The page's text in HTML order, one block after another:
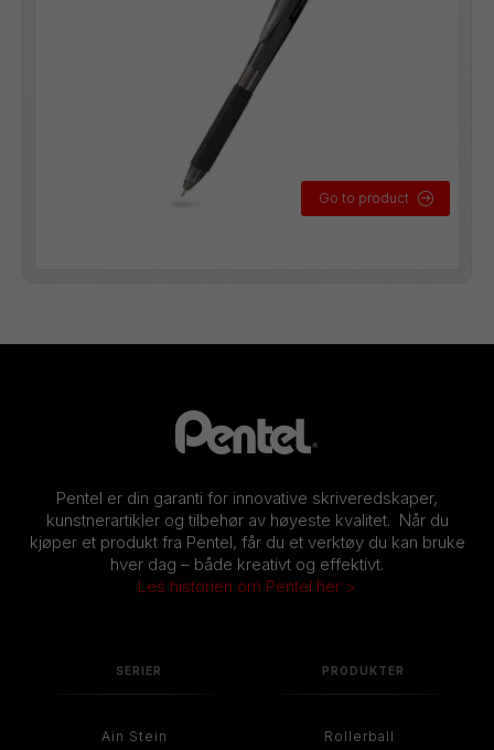
Go to product
Pentel er din garanti for innovative skriveredskaper,
kunstnerartikler og tilbehør av høyeste kvalitet. Når du
kjøper et produkt fra Pentel, får du et verktøy du kan bruke
hver dag – både kreativt og effektivt.
Les historien om Pentel her >
SERIER
Ain Stein
PRODUKTER
Rollerball